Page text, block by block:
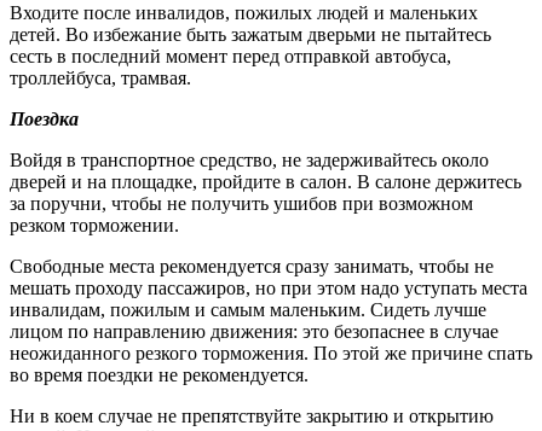
Входите после инвалидов, пожилых людей и маленьких
детей. Во избежание быть зажатым дверьми не пытайтесь
сесть в последний момент перед отправкой автобуса,
троллейбуса, трамвая.
Поездка
Войдя в транспортное средство, не задерживайтесь около
дверей и на площадке, пройдите в салон. В салоне держитесь
за поручни, чтобы не получить ушибов при возможном
резком торможении.
Свободные места рекомендуется сразу занимать, чтобы не
мешать проходу пассажиров, но при этом надо уступать места
инвалидам, пожилым и самым маленьким. Сидеть лучше
лицом по направлению движения: это безопаснее в случае
неожиданного резкого торможения. По этой же причине спать
во время поездки не рекомендуется.
Ни в коем случае не препятствуйте закрытию и открытию